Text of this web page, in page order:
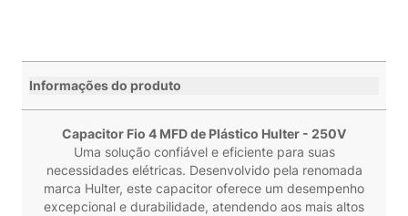
Informações do produto
Capacitor Fio 4 MFD de Plástico Hulter - 250V
Uma solução confiável e eficiente para suas
necessidades elétricas. Desenvolvido pela renomada
marca Hulter, este capacitor oferece um desempenho
excepcional e durabilidade, atendendo aos mais altos